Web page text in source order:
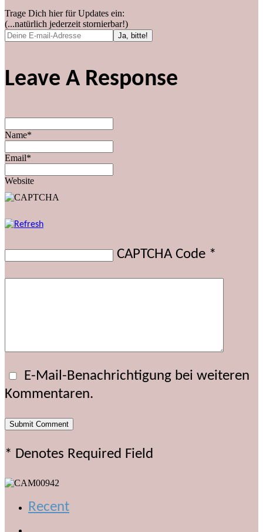
Trage Dich hier für Updates ein:
(...natürlich jederzeit stornierbar!)
Leave A Response
Name*
Email*
Website
CAPTCHA Code *
E-Mail-Benachrichtigung bei weiteren
Kommentaren.
* Denotes Required Field
Recent